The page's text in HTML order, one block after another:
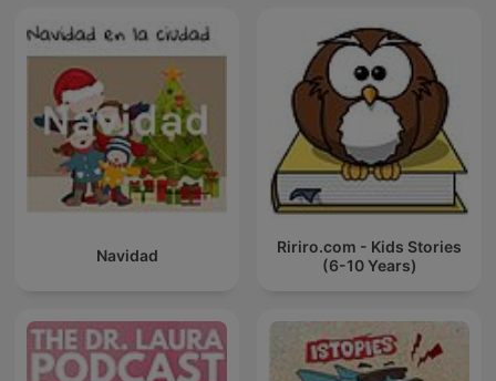
Navidad
Ririro.com - Kids Stories
(6-10 Years)